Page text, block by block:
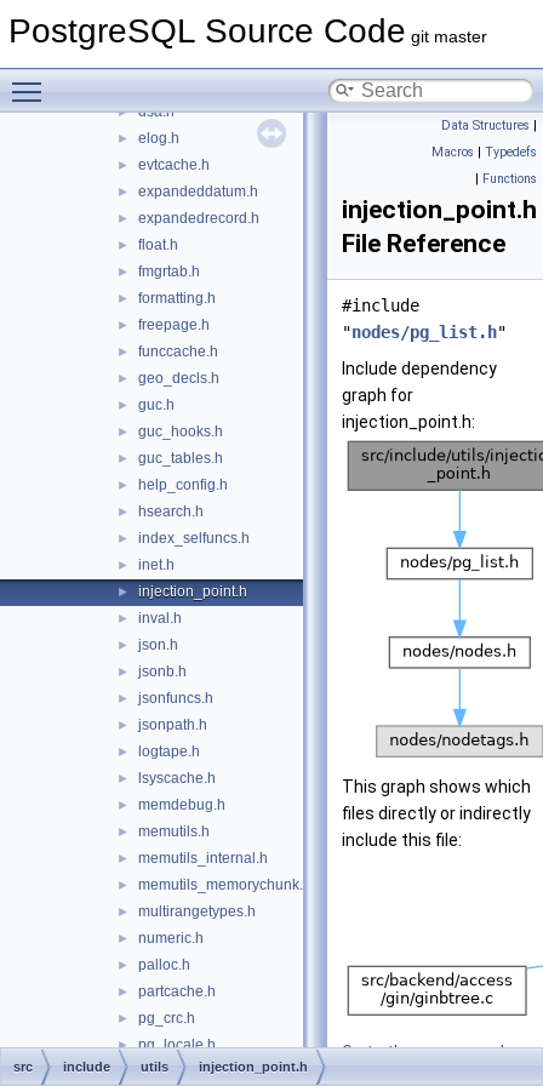
PostgreSQL Source Code git master
► date.h
► dsa.h
► elog.h
► evtcache.h
► expandeddatum.h
► expandedrecord.h
► float.h
► fmgrtab.h
► formatting.h
► freepage.h
► funccache.h
► geo_decls.h
► guc.h
► guc_hooks.h
► guc_tables.h
► help_config.h
► hsearch.h
► index_selfuncs.h
► inet.h
► injection_point.h
► inval.h
► json.h
► jsonb.h
► jsonfuncs.h
► jsonpath.h
► logtape.h
► lsyscache.h
► memdebug.h
► memutils.h
► memutils_internal.h
► memutils_memorychunk.h
► multirangetypes.h
► numeric.h
► palloc.h
► partcache.h
► pg_crc.h
► pg_locale.h
► pg_locale_c.h
Data Structures |
Macros | Typedefs
| Functions
injection_point.h
File Reference
#include
"nodes/pg_list.h"
Include dependency
graph for
injection_point.h:
This graph shows which
files directly or indirectly
include this file:
Go to the source code
src include utils injection_point.h